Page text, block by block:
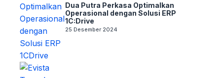
Dua Putra Perkasa Optimalkan
Operasional dengan Solusi ERP
1C:Drive
25 Desember 2024